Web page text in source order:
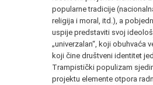
popularne tradicije
religija i moral, itd.), a
uspije predstaviti svoj
„univerzalan“, koji obuhvaća
koji čine društveni identitet
Trampistički populizam
projektu elemente otpora